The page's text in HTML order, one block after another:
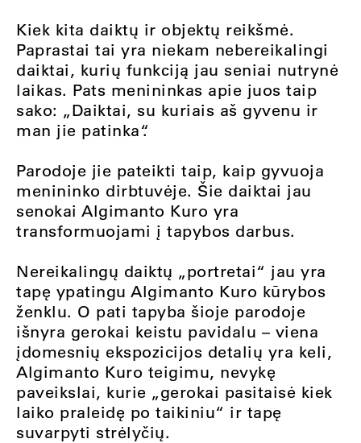
Kiek kita daiktų ir objektų reikšmė.
Paprastai tai yra niekam nebereikalingi
daiktai, kurių funkciją jau seniai nutrynė
laikas. Pats menininkas apie juos taip
sako: „Daiktai, su kuriais aš gyvenu ir
man jie patinka“.
Parodoje jie pateikti taip, kaip gyvuoja
menininko dirbtuvėje. Šie daiktai jau
senokai Algimanto Kuro yra
transformuojami į tapybos darbus.
Nereikalingų daiktų „portretai“ jau yra
tapę ypatingu Algimanto Kuro kūrybos
ženklu. O pati tapyba šioje parodoje
išnyra gerokai keistu pavidalu – viena
įdomesnių ekspozicijos detalių yra keli,
Algimanto Kuro teigimu, nevykę
paveikslai, kurie „gerokai pasitaisė kiek
laiko praleidę po taikiniu“ ir tapę
suvarpyti strėlyčių.